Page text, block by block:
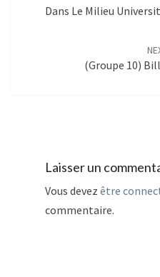
Dans Le Milieu
(Groupe 10)
Laisser un
Vous devez être
commentaire.